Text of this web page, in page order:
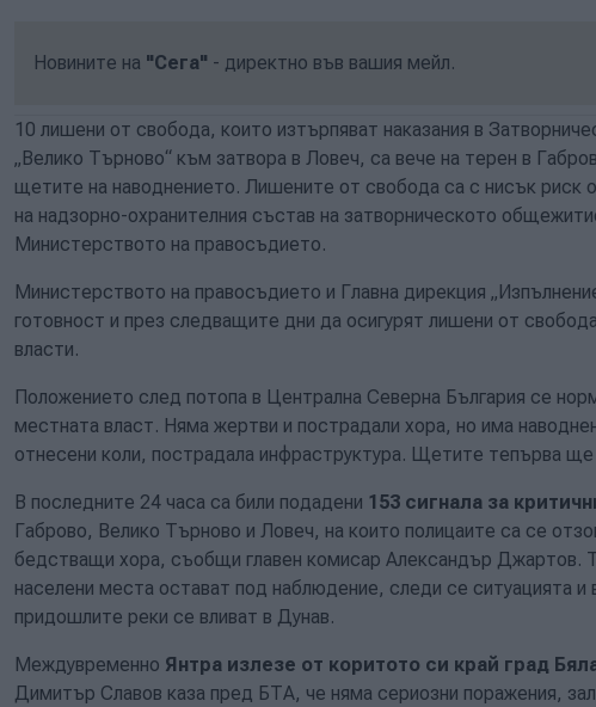
Новините на "Сега" - директно във вашия мейл.
10 лишени от свобода, които изтърпяват наказания в
„Велико Търново“ към затвора в Ловеч, са вече на терен в
щетите на наводнението. Лишените от свобода са с нисък риск
на надзорно-охранителния състав на затворническото
Министерството на правосъдието.
Министерството на правосъдието и Главна дирекция
готовност и през следващите дни да осигурят лишени от
власти.
Положението след потопа в Централна Северна България се
местната власт. Няма жертви и пострадали хора, но има
отнесени коли, пострадала инфраструктура. Щетите тепърва ще
В последните 24 часа са били подадени 153 сигнала за
Габрово, Велико Търново и Ловеч, на които полицаите са се
бедстващи хора, съобщи главен комисар Александър Джартов.
населени места остават под наблюдение, следи се ситуацията и
придошлите реки се вливат в Дунав.
Междувременно Янтра излезе от коритото си край град
Димитър Славов каза пред БТА, че няма сериозни поражения,